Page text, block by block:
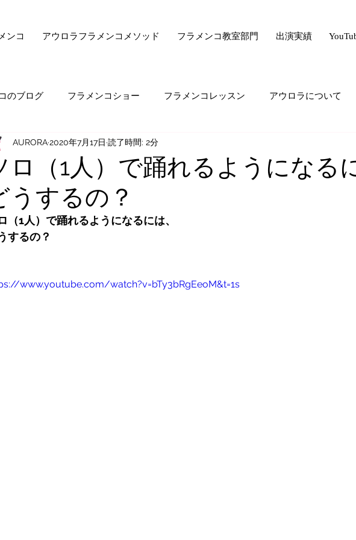
ンコ アウロラフラメンコメソッド フラメンコ教室部門 出演実績
のブログ フラメンコショー フラメンコレッスン アウロラについて
フラメンコダンサー驚きの美容法シリーズ
ッスン エピソード・ゼロ・シリーズ
スについて
メンコを踊るためには？？ フラメンコギター フラメンコ衣装
ロ（1人）で踊れるようになる
うするの？
AURORA2020年7月17日 読了時間: 2分
（1人）で踊れるようになるには、
するの？
www.youtube.com/watch?v=bTy3bRgEeoM&t=1s